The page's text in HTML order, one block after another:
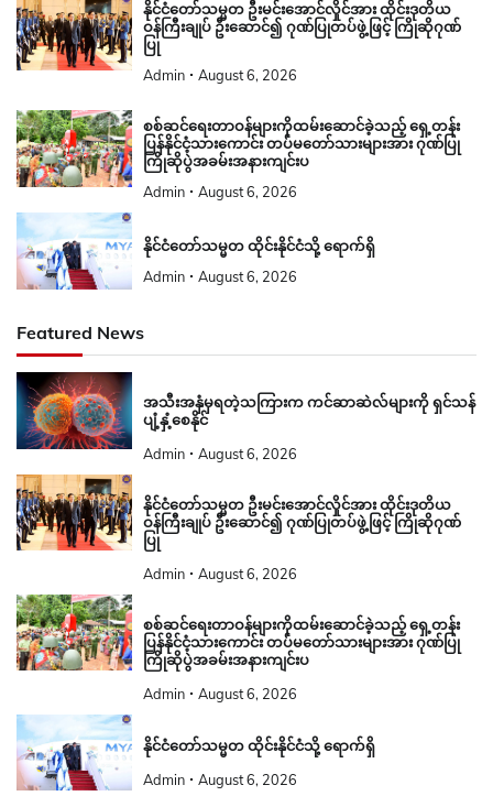
နိုင်ငံတော်သမ္မတ ဦးမင်းအောင်လှိုင်အား ထိုင်းဒုတိယ
ဝန်ကြီးချုပ် ဦးဆောင်၍ ဂုဏ်ပြုတပ်ဖွဲ့ဖြင့် ကြိုဆိုဂုဏ်
ပြု
Admin August 6, 2026
စစ်ဆင်ရေးတာဝန်များကိုထမ်းဆောင်ခဲ့သည့် ရှေ့တန်း
ပြန်နိုင်ငံ့သားကောင်း တပ်မတော်သားများအား ဂုဏ်ပြု
ကြိုဆိုပွဲအခမ်းအနားကျင်းပ
Admin August 6, 2026
နိုင်ငံတော်သမ္မတ ထိုင်းနိုင်ငံသို့ ရောက်ရှိ
Admin August 6, 2026
Featured News
အသီးအနှံမှရတဲ့သကြားက ကင်ဆာဆဲလ်များကို ရှင်သန်
ပျံ့နှံ့စေနိုင်
Admin August 6, 2026
နိုင်ငံတော်သမ္မတ ဦးမင်းအောင်လှိုင်အား ထိုင်းဒုတိယ
ဝန်ကြီးချုပ် ဦးဆောင်၍ ဂုဏ်ပြုတပ်ဖွဲ့ဖြင့် ကြိုဆိုဂုဏ်
ပြု
Admin August 6, 2026
စစ်ဆင်ရေးတာဝန်များကိုထမ်းဆောင်ခဲ့သည့် ရှေ့တန်း
ပြန်နိုင်ငံ့သားကောင်း တပ်မတော်သားများအား ဂုဏ်ပြု
ကြိုဆိုပွဲအခမ်းအနားကျင်းပ
Admin August 6, 2026
နိုင်ငံတော်သမ္မတ ထိုင်းနိုင်ငံသို့ ရောက်ရှိ
Admin August 6, 2026